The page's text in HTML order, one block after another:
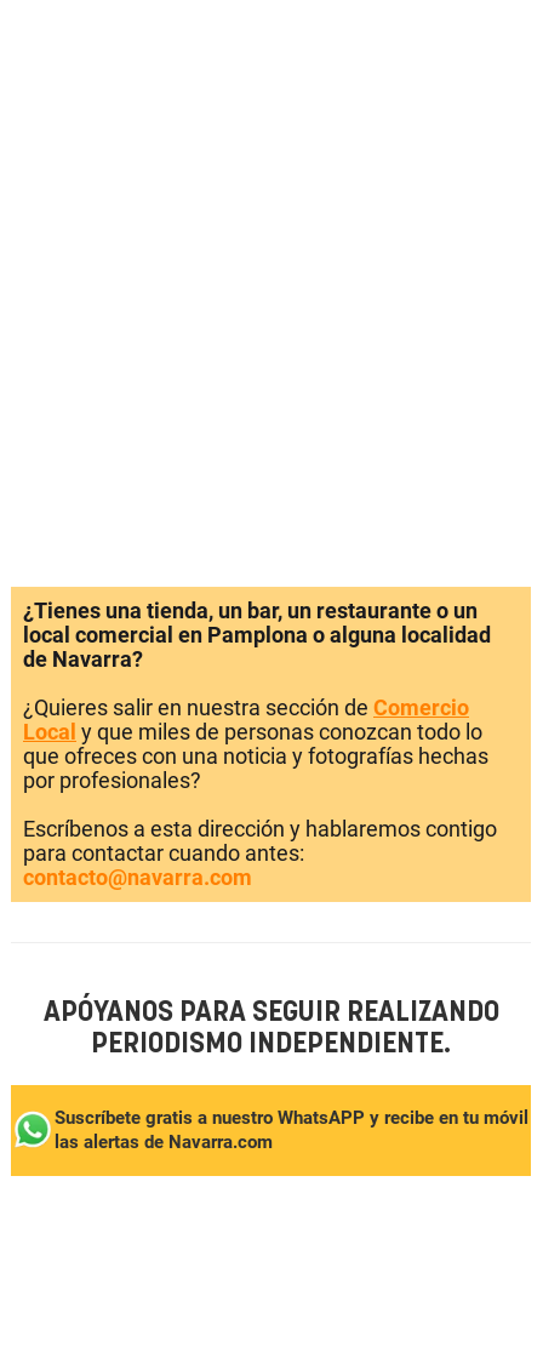
¿Tienes una tienda, un bar, un restaurante o un
local comercial en Pamplona o alguna localidad
de Navarra?
¿Quieres salir en nuestra sección de Comercio
Local y que miles de personas conozcan todo lo
que ofreces con una noticia y fotografías hechas
por profesionales?
Escríbenos a esta dirección y hablaremos contigo
para contactar cuando antes:
contacto@navarra.com
APÓYANOS PARA SEGUIR REALIZANDO
PERIODISMO INDEPENDIENTE.
Suscríbete gratis a nuestro WhatsAPP y recibe en tu móvil
las alertas de Navarra.com